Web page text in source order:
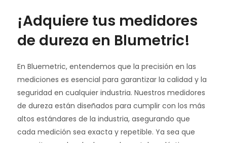
¡Adquiere tus medidores
de dureza en Blumetric!
En Bluemetric, entendemos que la precisión en las
mediciones es esencial para garantizar la calidad y la
seguridad en cualquier industria. Nuestros medidores
de dureza están diseñados para cumplir con los más
altos estándares de la industria, asegurando que
cada medición sea exacta y repetible. Ya sea que